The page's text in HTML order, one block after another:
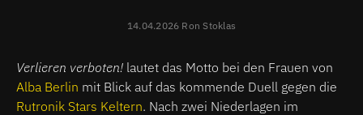
14.04.2026 Ron Stoklas
Verlieren verboten! lautet das Motto bei den Frauen von
Alba Berlin mit Blick auf das kommende Duell gegen die
Rutronik Stars Keltern. Nach zwei Niederlagen im